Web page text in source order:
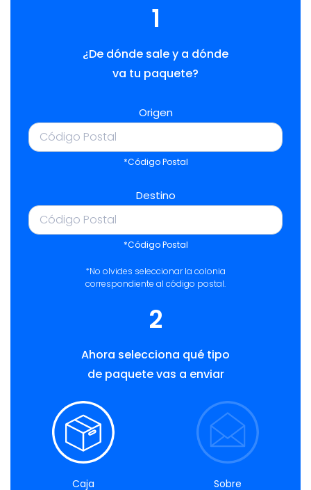
1
¿De dónde sale y a dónde
va tu paquete?
Origen
*Código Postal
Destino
*Código Postal
*No olvides seleccionar la colonia
correspondiente al código postal.
2
Ahora selecciona qué tipo
de paquete vas a enviar
Caja Sobre